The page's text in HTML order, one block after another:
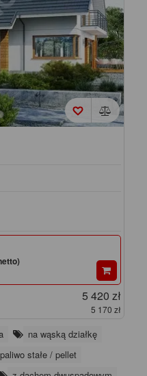
5 420 zł
5 170 zł
na wąską działkę
stałe / pellet